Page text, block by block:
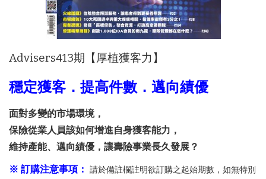
Advisers413期【厚植獲客力】
穩定獲客．提高件數．邁向績優
面對多變的市場環境，
保險從業人員該如何增進自身獲客能力，
維持產能、邁向績優，讓壽險事業長久發展？
※ 訂購注意事項：
請於備註欄註明欲訂購之起始期數，如無特別